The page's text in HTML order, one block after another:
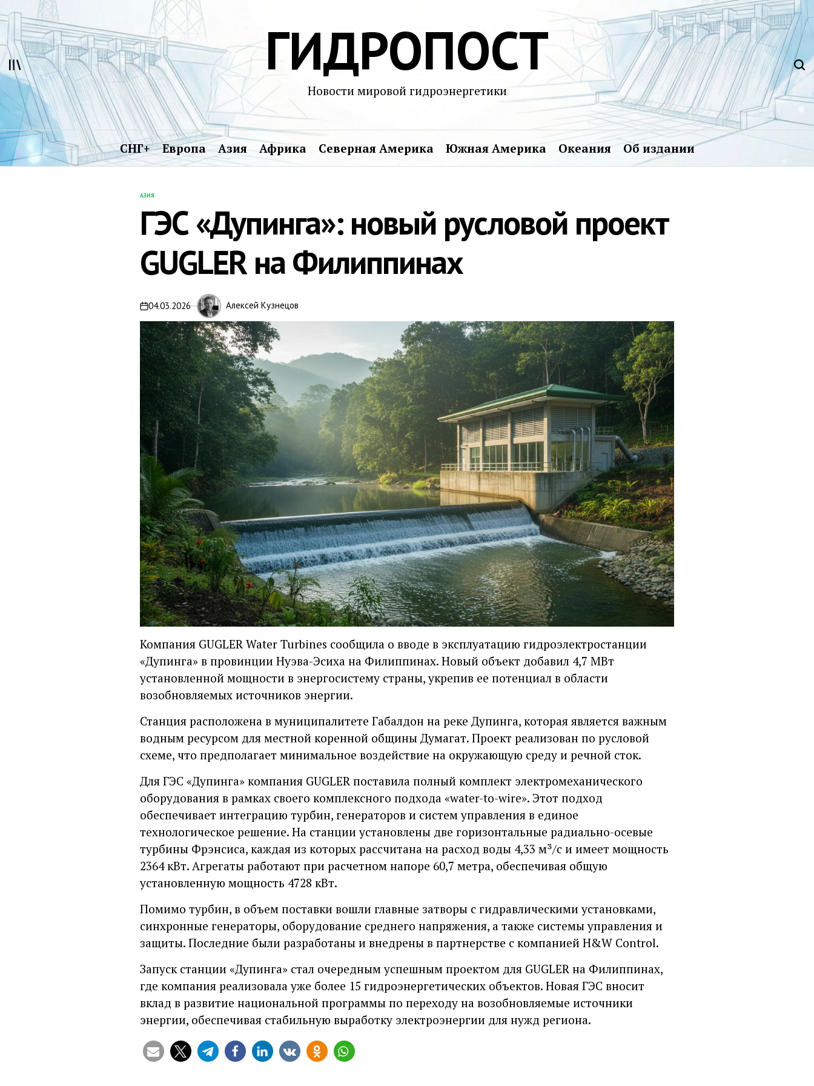
Перейти
к
содержимому
ГИДРОПОСТ
Новости мировой гидроэнергетики
СНГ+ Европа Азия Африка Северная Америка Южная Америка Океания Об издании
ОПУБЛИКОВАНО
АЗИЯ
ГЭС «Дупинга»: новый русловой проект
GUGLER на Филиппинах
04.03.2026 Алексей Кузнецов
Компания GUGLER Water Turbines сообщила о вводе в эксплуатацию гидроэлектростанции
«Дупинга» в провинции Нуэва-Эсиха на Филиппинах. Новый объект добавил 4,7 МВт
установленной мощности в энергосистему страны, укрепив ее потенциал в области
возобновляемых источников энергии.
Станция расположена в муниципалитете Габалдон на реке Дупинга, которая является важным
водным ресурсом для местной коренной общины Думагат. Проект реализован по русловой
схеме, что предполагает минимальное воздействие на окружающую среду и речной сток.
Для ГЭС «Дупинга» компания GUGLER поставила полный комплект электромеханического
оборудования в рамках своего комплексного подхода «water-to-wire». Этот подход
обеспечивает интеграцию турбин, генераторов и систем управления в единое
технологическое решение. На станции установлены две горизонтальные радиально-осевые
турбины Фрэнсиса, каждая из которых рассчитана на расход воды 4,33 м³/с и имеет мощность
2364 кВт. Агрегаты работают при расчетном напоре 60,7 метра, обеспечивая общую
установленную мощность 4728 кВт.
Помимо турбин, в объем поставки вошли главные затворы с гидравлическими установками,
синхронные генераторы, оборудование среднего напряжения, а также системы управления и
защиты. Последние были разработаны и внедрены в партнерстве с компанией H&W Control.
Запуск станции «Дупинга» стал очередным успешным проектом для GUGLER на Филиппинах,
где компания реализовала уже более 15 гидроэнергетических объектов. Новая ГЭС вносит
вклад в развитие национальной программы по переходу на возобновляемые источники
энергии, обеспечивая стабильную выработку электроэнергии для нужд региона.